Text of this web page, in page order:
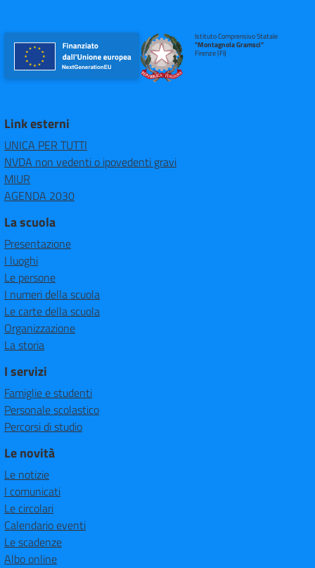
Istituto Comprensivo Statale
"Montagnola Gramsci"
Firenze (FI)
Link esterni
UNICA PER TUTTI
NVDA non vedenti o ipovedenti gravi
MIUR
AGENDA 2030
La scuola
Presentazione
I luoghi
Le persone
I numeri della scuola
Le carte della scuola
Organizzazione
La storia
I servizi
Famiglie e studenti
Personale scolastico
Percorsi di studio
Le novità
Le notizie
I comunicati
Le circolari
Calendario eventi
Le scadenze
Albo online